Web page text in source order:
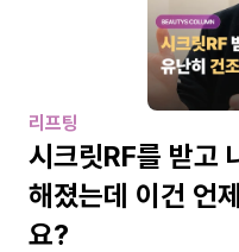
리프팅
시크릿RF를 받고
해졌는데 이건 언
요?